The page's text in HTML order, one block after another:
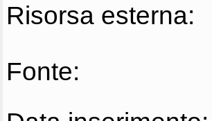
Risorsa esterna:
Fonte: